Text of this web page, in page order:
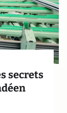
secrets